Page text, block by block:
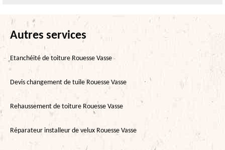
Autres services
Etanchéité de toiture Rouesse Vasse
Devis changement de tuile Rouesse Vasse
Rehaussement de toiture Rouesse Vasse
Réparateur installeur de velux Rouesse Vasse